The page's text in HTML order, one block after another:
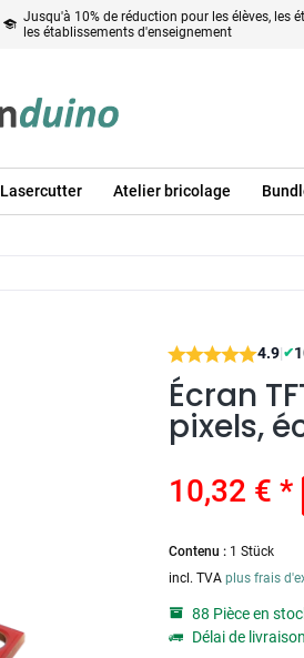
Jusqu'à 10% de réduction pour les élèves, les
les établissements d'enseignement
Lasercutter Atelier bricolage
4.9|✔
Écran
pixels,
10,32 € *
Contenu : 1 Stück
incl. TVAplus frais
88 Pièce en
Délai de